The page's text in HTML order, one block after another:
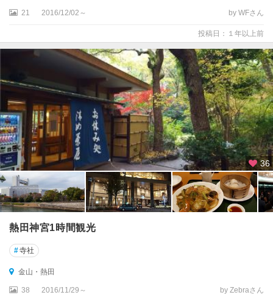
21 2016/12/02～ by WFさん
投稿日：１年以上前
36
熱田神宮1時間観光
#寺社
金山・熱田
38 2016/11/29～ by Zebraさん